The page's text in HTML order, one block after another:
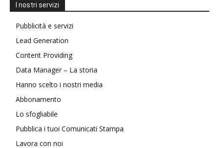
I nostri servizi
Pubblicità e servizi
Lead Generation
Content Providing
Data Manager – La storia
Hanno scelto i nostri media
Abbonamento
Lo sfogliabile
Pubblica i tuoi Comunicati Stampa
Lavora con noi